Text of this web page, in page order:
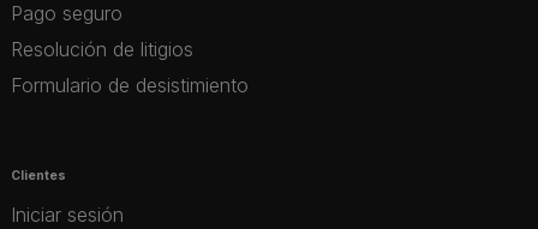
Pago seguro
Resolución de litigios
Formulario de desistimiento
Clientes
Iniciar sesión